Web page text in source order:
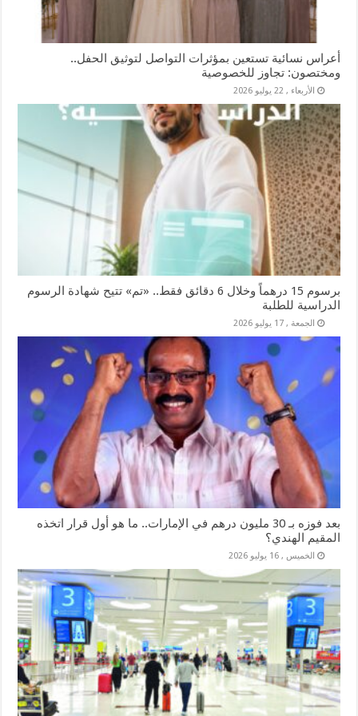
أعراس نسائية تستعين بمؤثرات التواصل لتوثيق الحفل..
ومختصون: تجاوز للخصوصية
الأربعاء , 22 يوليو 2026
برسوم 15 درهماً وخلال 6 دقائق فقط.. «تم» تتيح شهادة الرسوم
الدراسية للطلبة
الجمعة , 17 يوليو 2026
بعد فوزه بـ 30 مليون درهم في الإمارات.. ما هو أول قرار اتخذه
المقيم الهندي؟
الخميس , 16 يوليو 2026